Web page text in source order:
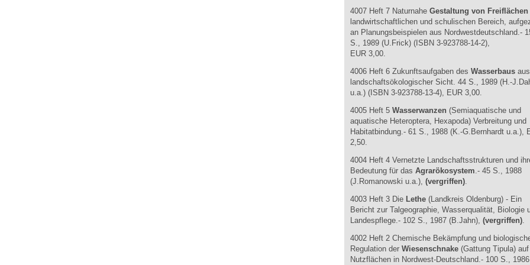
4007 Heft 7 Naturnahe Gestaltung von Freiflächen
landwirtschaftlichen und schulischen Bereich,
an Planungsbeispielen aus Nordwestdeutschland.-
S., 1989 (U.Frick) (ISBN 3-923788-14-2),
EUR 3,00.
4006 Heft 6 Zukunftsaufgaben des Wasserbaus aus
landschaftsökologischer Sicht. 44 S., 1989 (H.-
u.a.) (ISBN 3-923788-13-4), EUR 3,00.
4005 Heft 5 Wasserwanzen (Semiaquatische und
aquatische Heteroptera, Hexapoda) Verbreitung und
Habitatbindung.- 61 S., 1988 (K.-G.Bernhardt u.a.),
2,50.
4004 Heft 4 Vernetzte Landschaftsstrukturen und
Bedeutung für das Agrarökosystem.- 45 S., 1988
(J.Romanowski u.a.), (vergriffen).
4003 Heft 3 Die Lethe (Landkreis Oldenburg) - Ein
Bericht zur Talgeographie, Wasserqualität, Biologie
Landespflege.- 102 S., 1987 (B.Jahn), (vergriffen).
4002 Heft 2 Chemische Bekämpfung und
Regulation der Wiesenschnake (Gattung Tipula) auf
Nutzflächen in Nordwest-Deutschland.- 100 S., 1986